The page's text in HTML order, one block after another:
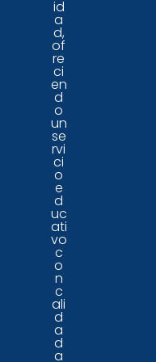
id
a
d,
of
re
ci
en
d
o
un
se
rvi
ci
o
e
d
uc
ati
vo
c
o
n
c
ali
d
a
d
a